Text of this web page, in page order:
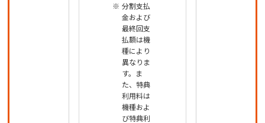
分割支払
金および
最終回支
払額は機
種により
異なりま
す。ま
た、特典
利用料は
機種およ
び特典利